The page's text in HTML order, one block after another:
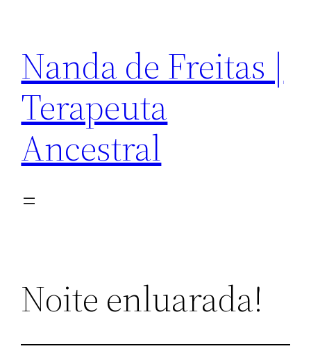
conteúdo
Nanda de Freitas |
Terapeuta
Ancestral
Noite enluarada!